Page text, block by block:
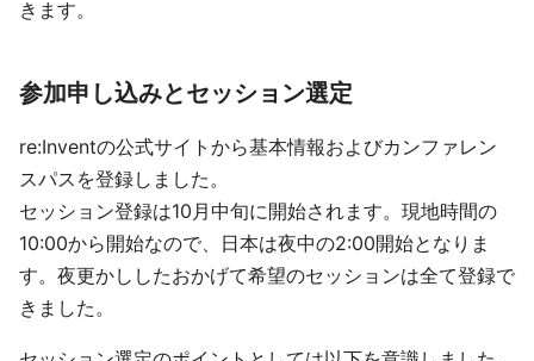
きます。
参加申し込みとセッション選定
re:Inventの公式サイトから基本情報およびカンファレン
スパスを登録しました。
セッション登録は10月中旬に開始されます。現地時間の
10:00から開始なので、日本は夜中の2:00開始となりま
す。夜更かししたおかげて希望のセッションは全て登録で
きました。